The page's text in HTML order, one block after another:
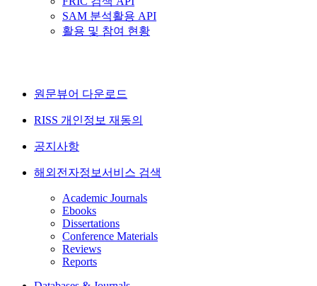
SAM 분석활용 API
활용 및 참여 현황
원문뷰어 다운로드
RISS 개인정보 재동의
공지사항
해외전자정보서비스 검색
Academic Journals
Ebooks
Dissertations
Conference Materials
Reviews
Reports